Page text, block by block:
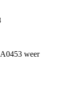
weer